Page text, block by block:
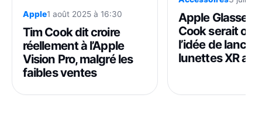
Apple1 août 2025 à 16:30
Tim Cook dit croire
réellement à l’Apple
Vision Pro, malgré les
faibles ventes
Apple Glasses :
Cook serait
l’idée de lancer
lunettes XR